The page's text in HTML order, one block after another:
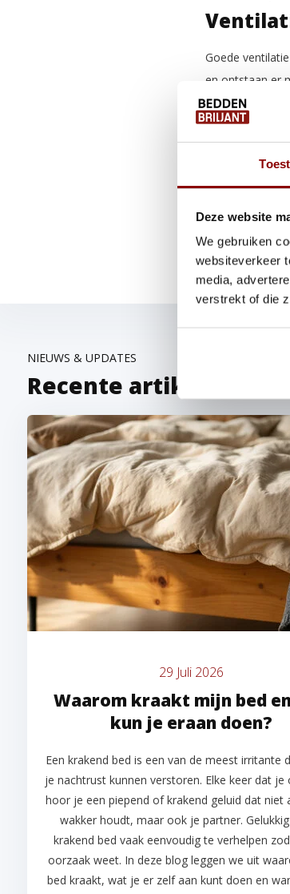
Deze website
We gebruiken
websiteverkeer
media,
verstrekt of die
Goede
en ontstaan er
goed
een prettiger
Beddenbriljant
showroom in
NIEUWS & UPDATES
Recente artikelen
29 Juli 2026
Waarom kraakt mijn bed
kun je eraan doen?
Een krakend bed is een van de meest irritante
je nachtrust kunnen verstoren. Elke keer dat je
hoor je een piepend of krakend geluid dat niet
wakker houdt, maar ook je partner.
krakend bed vaak eenvoudig te verhelpen
oorzaak weet. In deze blog leggen we uit
bed kraakt, wat je er zelf aan kunt doen en